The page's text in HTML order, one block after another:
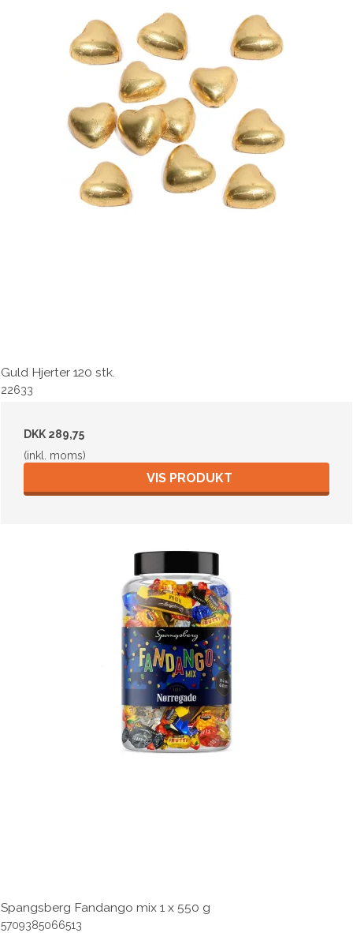
Guld Hjerter 120 stk.
22633
DKK 289,75
(inkl. moms)
VIS PRODUKT
Spangsberg Fandango mix 1 x 550 g
5709385066513